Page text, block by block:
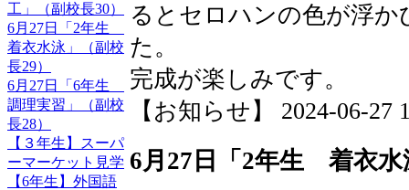
工」（副校長30）
6月27日「2年生
着衣水泳」（副校
長29）
6月27日「6年生
調理実習」（副校
長28）
【３年生】スーパ
ーマーケット見学
【6年生】外国語
るとセロハンの色が浮
た。
完成が楽しみです。
【お知らせ】 2024-06-27
6月27日「2年生 着衣水